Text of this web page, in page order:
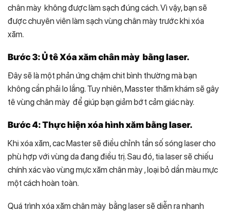
chân mày không được làm sạch đúng cách. Vì vậy, bạn sẽ
được chuyên viên làm sạch vùng chân mày trước khi xóa
xăm.
Bước 3: Ủ tê Xóa xăm chân mày bằng laser.
Đây sẽ là một phản ứng chậm chit bình thường mà bạn
không cần phải lo lắng. Tuy nhiên, Masster thăm khám sẽ gây
tê vùng chân mày để giúp bạn giảm bớt cảm giác này.
Bước 4: Thực hiện xóa hình xăm bằng laser.
Khi xóa xăm, cac Master sẽ điều chỉnh tần số sóng laser cho
phù hợp với vùng da đang điều trị. Sau đó, tia laser sẽ chiếu
chính xác vào vùng mực xăm chân mày , loại bỏ dần màu mực
một cách hoàn toàn.
Quá trình xóa xăm chân mày bằng laser sẽ diễn ra nhanh